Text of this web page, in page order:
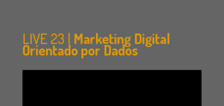
LIVE 23 | Marketing Digital
Orientado por Dados